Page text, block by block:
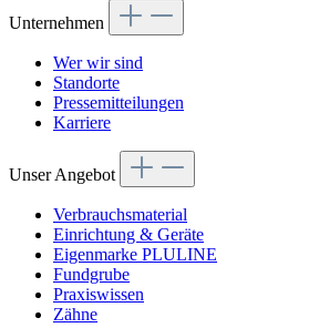
Unternehmen
Wer wir sind
Standorte
Pressemitteilungen
Karriere
Unser Angebot
Verbrauchsmaterial
Einrichtung & Geräte
Eigenmarke PLULINE
Fundgrube
Praxiswissen
Zähne